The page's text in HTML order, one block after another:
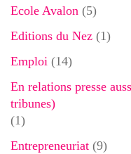
Ecole Avalon (5)
Editions du Nez (1)
Emploi (14)
En relations presse
tribunes)
(1)
Entrepreneuriat (9)